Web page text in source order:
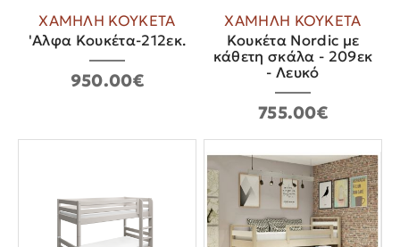
ΧΑΜΗΛΗ ΚΟΥΚΕΤΑ
'Αλφα Κουκέτα-212εκ.
950.00€
ΧΑΜΗΛΗ ΚΟΥΚΕΤΑ
Κουκέτα Nordic με
κάθετη σκάλα - 209εκ
- Λευκό
755.00€